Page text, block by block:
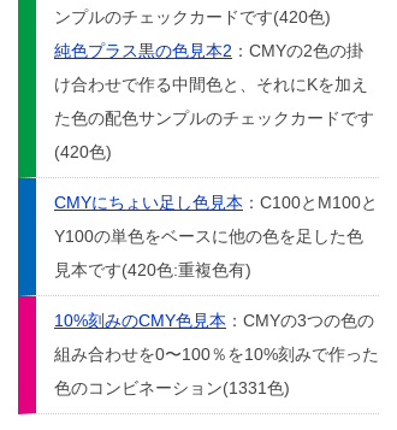
ンプルのチェックカードです(420色)
純色プラス黒の色見本2 ：CMYの2色の掛
け合わせで作る中間色と、それにKを加え
た色の配色サンプルのチェックカードです
(420色)
CMYにちょい足し色見本 ：C100とM100と
Y100の単色をベースに他の色を足した色
見本です(420色:重複色有)
10%刻みのCMY色見本 ：CMYの3つの色の
組み合わせを0〜100％を10%刻みで作った
色のコンビネーション(1331色)